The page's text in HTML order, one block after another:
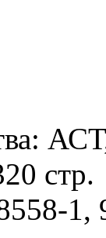
стр.
1,